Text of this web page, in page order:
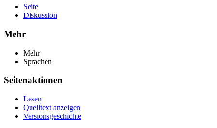
Seite
Diskussion
Mehr
Mehr
Sprachen
Seitenaktionen
Lesen
Quelltext anzeigen
Versionsgeschichte